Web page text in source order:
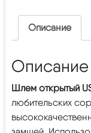
Описание
Описание
Шлем открытый
любительских